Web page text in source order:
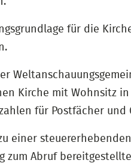
für die
Kirche mit Wohnsitz in
für Postfächer und
einer
Abruf